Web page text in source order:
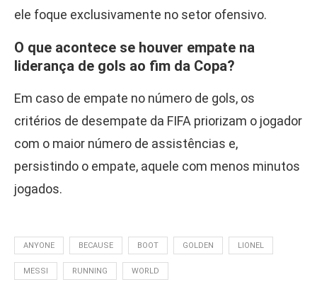
ele foque exclusivamente no setor ofensivo.
O que acontece se houver empate na
liderança de gols ao fim da Copa?
Em caso de empate no número de gols, os
critérios de desempate da FIFA priorizam o jogador
com o maior número de assistências e,
persistindo o empate, aquele com menos minutos
jogados.
ANYONE BECAUSE BOOT GOLDEN LIONEL
MESSI RUNNING WORLD